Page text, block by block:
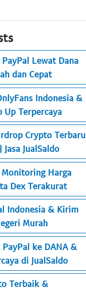
Lewat Dana
dan Cepat
Indonesia &
Up Terpercaya
Crypto Terbaru
JualSaldo
Monitoring Harga
Dex Terakurat
Indonesia & Kirim
Murah
PayPal ke DANA &
di JualSaldo
Terbaik &